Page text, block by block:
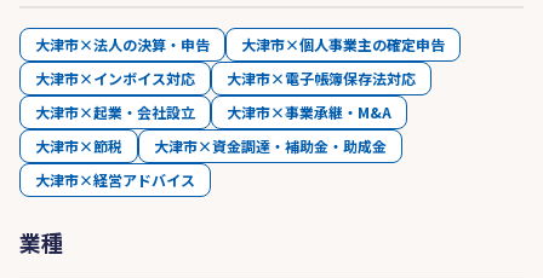
大津市×法人の決算・申告
大津市×個人事業主の確定申告
大津市×インボイス対応
大津市×電子帳簿保存法対応
大津市×起業・会社設立
大津市×事業承継・M&A
大津市×節税
大津市×資金調達・補助金・助成金
大津市×経営アドバイス
業種